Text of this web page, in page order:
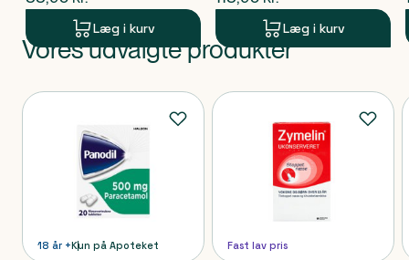
Læg i kurv Læg i kurv
Produkt 1 af 0
Vores udvalgte produkter
Produkter
18 år +Kun på Apoteket Fast lav pris